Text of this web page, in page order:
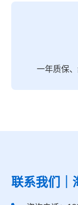
一年质保
联系我们｜